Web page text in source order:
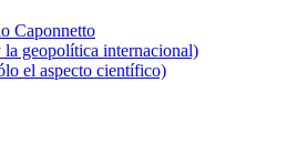
Caponnetto
geopolítica internacional)
el aspecto científico)